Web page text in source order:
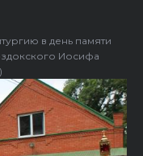
в день памяти
Иосифа